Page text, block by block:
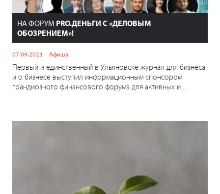
НА ФОРУМ PRO.ДЕНЬГИ С «ДЕЛОВЫМ
ОБОЗРЕНИЕМ»!
07.09.2023 Афиша
Первый и единственный в Ульяновске журнал для бизнеса
и о бизнесе выступил информационным спонсором
грандиозного финансового форума для активных и ...